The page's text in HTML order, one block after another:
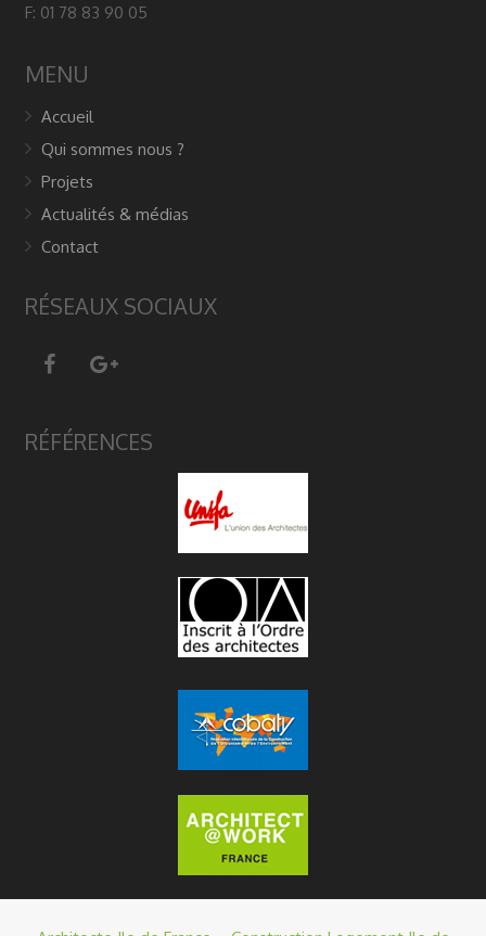
F: 01 78 83 90 05
MENU
Accueil
Qui sommes nous ?
Projets
Actualités & médias
Contact
RÉSEAUX SOCIAUX
RÉFÉRENCES